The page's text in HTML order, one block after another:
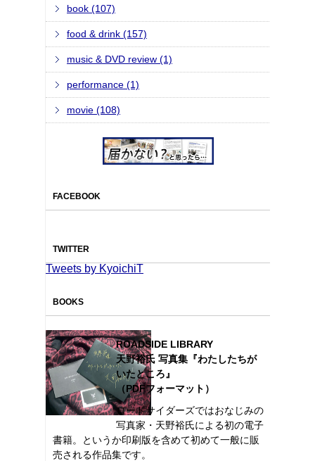
book (107)
food & drink (157)
music & DVD review (1)
performance (1)
movie (108)
FACEBOOK
TWITTER
Tweets by KyoichiT
BOOKS
ROADSIDE LIBRARY
天野裕氏 写真集『わたしたちが
いたところ』
（PDFフォーマット）
ロードサイダーズではおなじみの
写真家・天野裕氏による初の電子
書籍。というか印刷版を含めて初めて一般に販
売される作品集です。